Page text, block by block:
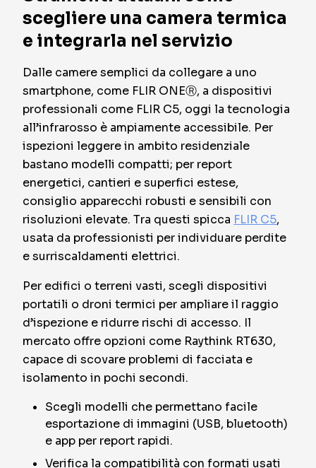
scegliere una camera termica
e integrarla nel servizio
Dalle camere semplici da collegare a uno
smartphone, come FLIR ONEⓇ, a dispositivi
professionali come FLIR C5, oggi la tecnologia
all’infrarosso è ampiamente accessibile. Per
ispezioni leggere in ambito residenziale
bastano modelli compatti; per report
energetici, cantieri e superfici estese,
consiglio apparecchi robusti e sensibili con
risoluzioni elevate. Tra questi spicca FLIR C5,
usata da professionisti per individuare perdite
e surriscaldamenti elettrici.
Per edifici o terreni vasti, scegli dispositivi
portatili o droni termici per ampliare il raggio
d’ispezione e ridurre rischi di accesso. Il
mercato offre opzioni come Raythink RT630,
capace di scovare problemi di facciata e
isolamento in pochi secondi.
Scegli modelli che permettano facile
esportazione di immagini (USB, bluetooth)
e app per report rapidi.
Verifica la compatibilità con formati usati